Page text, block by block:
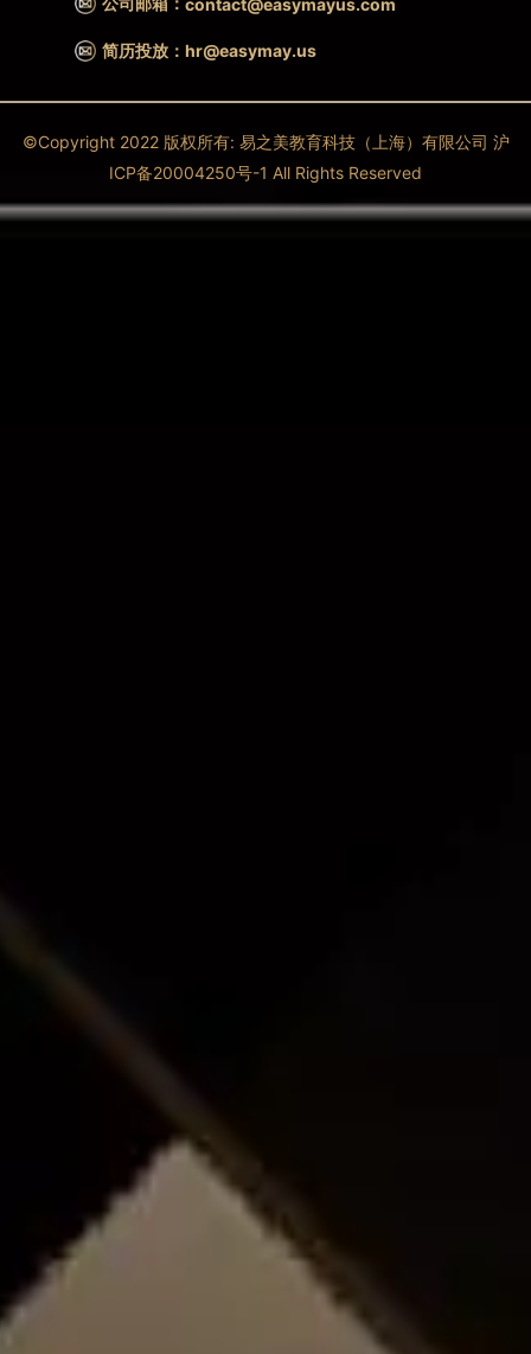
contact@easymayus.com
简历投放：hr@easymay.us
©Copyright 2022 版权所有: 易之美教育科技（上海）有限公司 沪
ICP备20004250号-1 All Rights Reserved